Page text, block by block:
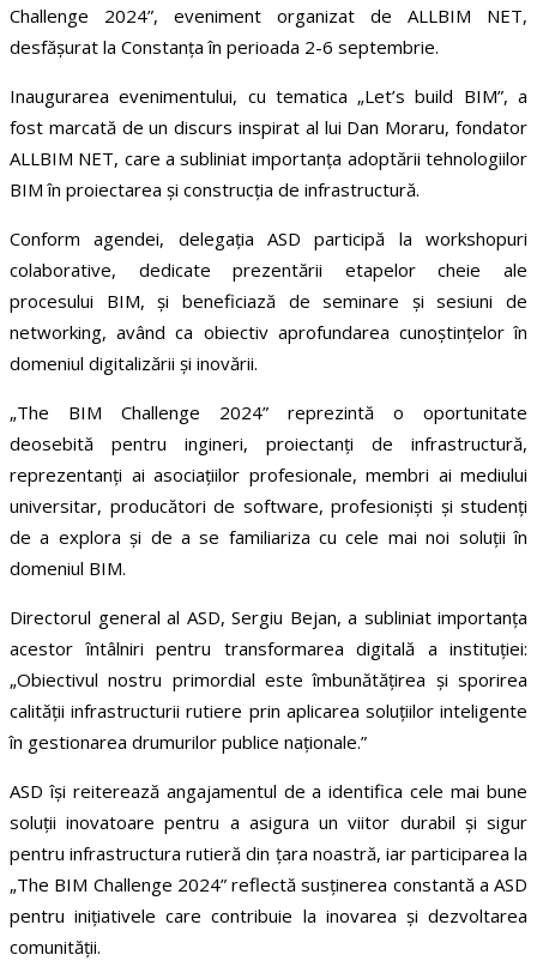
Challenge 2024”, eveniment organizat de ALLBIM NET,
desfășurat la Constanța în perioada 2-6 septembrie.
Inaugurarea evenimentului, cu tematica „Let’s build BIM”, a
fost marcată de un discurs inspirat al lui Dan Moraru, fondator
ALLBIM NET, care a subliniat importanța adoptării tehnologiilor
BIM în proiectarea și construcția de infrastructură.
Conform agendei, delegația ASD participă la workshopuri
colaborative, dedicate prezentării etapelor cheie ale
procesului BIM, și beneficiază de seminare și sesiuni de
networking, având ca obiectiv aprofundarea cunoștințelor în
domeniul digitalizării și inovării.
„The BIM Challenge 2024” reprezintă o oportunitate
deosebită pentru ingineri, proiectanți de infrastructură,
reprezentanți ai asociațiilor profesionale, membri ai mediului
universitar, producători de software, profesioniști și studenți
de a explora și de a se familiariza cu cele mai noi soluții în
domeniul BIM.
Directorul general al ASD, Sergiu Bejan, a subliniat importanța
acestor întâlniri pentru transformarea digitală a instituției:
„Obiectivul nostru primordial este îmbunătățirea și sporirea
calității infrastructurii rutiere prin aplicarea soluțiilor inteligente
în gestionarea drumurilor publice naționale.”
ASD își reiterează angajamentul de a identifica cele mai bune
soluții inovatoare pentru a asigura un viitor durabil și sigur
pentru infrastructura rutieră din țara noastră, iar participarea la
„The BIM Challenge 2024” reflectă susținerea constantă a ASD
pentru inițiativele care contribuie la inovarea și dezvoltarea
comunității.